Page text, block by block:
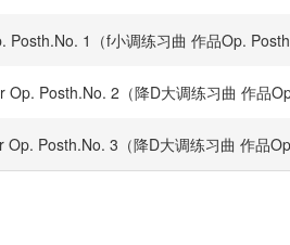
1（f小调练习曲 作品Op.
Posth.No. 2（降D大调练习曲 作品
Posth.No. 3（降D大调练习曲 作品